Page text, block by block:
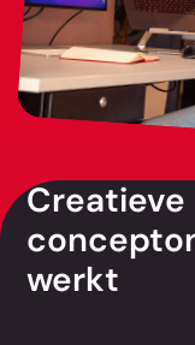
Creatieve
werkt